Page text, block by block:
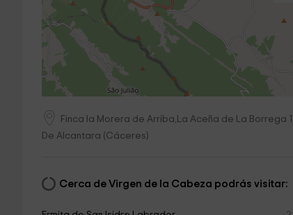
Finca la Morera de Arriba,La Aceña de La Borrega
De Alcantara (Cáceres)
Cerca de Virgen de la Cabeza podrás visitar: